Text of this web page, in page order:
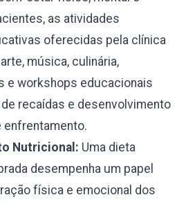
as atividades
oferecidas pela clínica
música, culinária,
e workshops educacionais
recaídas e desenvolvimento
enfrentamento.
Nutricional: Uma dieta
desempenha um papel
física e emocional dos